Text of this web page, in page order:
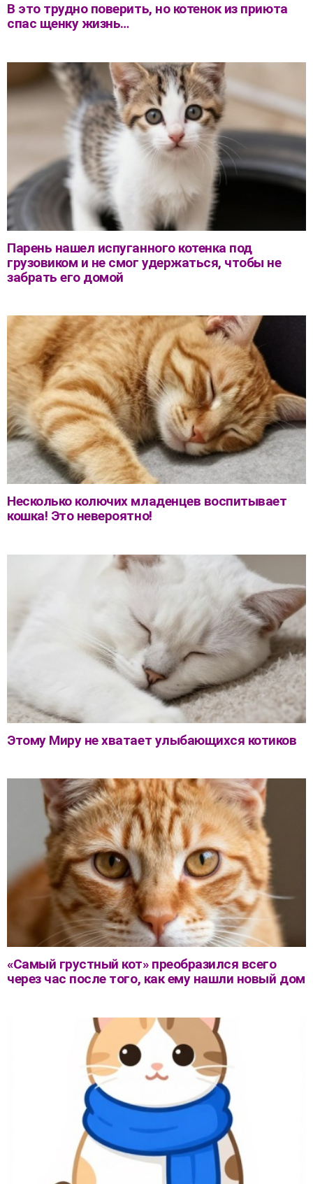
В это трудно поверить, но котенок из приюта
спас щенку жизнь…
Парень нашел испуганного котенка под
грузовиком и не смог удержаться, чтобы не
забрать его домой
Несколько колючих младенцев воспитывает
кошка! Это невероятно!
Этому Миру не хватает улыбающихся котиков
«Самый грустный кот» преобразился всего
через час после того, как ему нашли новый дом